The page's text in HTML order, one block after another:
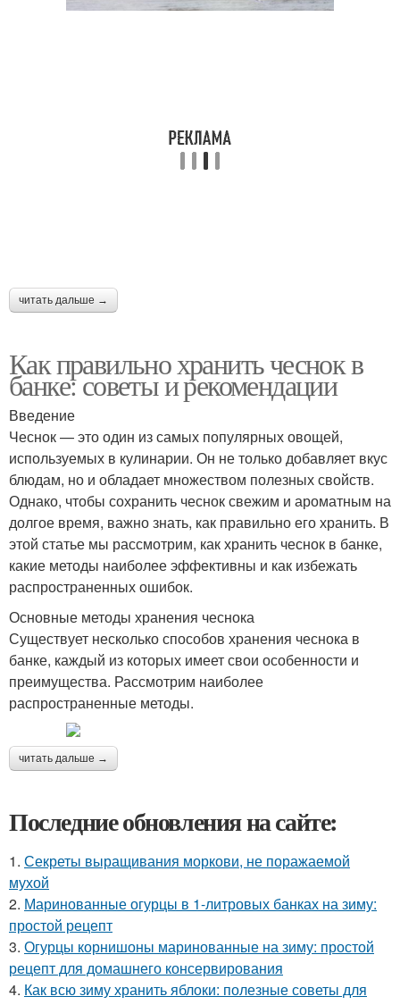
читать дальше →
Как правильно хранить чеснок в
банке: советы и рекомендации
Введение
Чеснок — это один из самых популярных овощей,
используемых в кулинарии. Он не только добавляет вкус
блюдам, но и обладает множеством полезных свойств.
Однако, чтобы сохранить чеснок свежим и ароматным на
долгое время, важно знать, как правильно его хранить. В
этой статье мы рассмотрим, как хранить чеснок в банке,
какие методы наиболее эффективны и как избежать
распространенных ошибок.
Основные методы хранения чеснока
Существует несколько способов хранения чеснока в
банке, каждый из которых имеет свои особенности и
преимущества. Рассмотрим наиболее
распространенные методы.
читать дальше →
Последние обновления на сайте:
1. Секреты выращивания моркови, не поражаемой
мухой
2. Маринованные огурцы в 1-литровых банках на зиму:
простой рецепт
3. Огурцы корнишоны маринованные на зиму: простой
рецепт для домашнего консервирования
4. Как всю зиму хранить яблоки: полезные советы для